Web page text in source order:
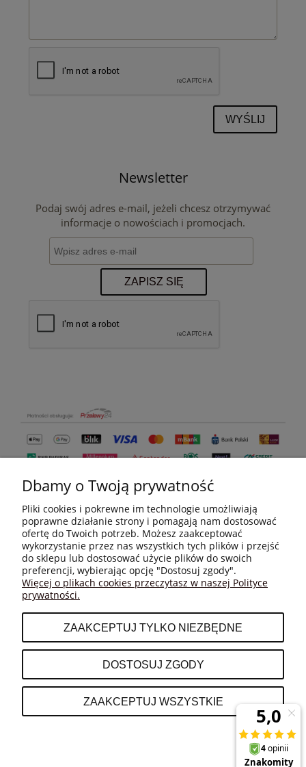
WYŚLIJ
Newsletter
Podaj swój adres e-mail, jeżeli chcesz otrzymywać
informacje o nowościach i promocjach.
ZAPISZ SIĘ
MOJE KONTO
INFORMACJE
O NAS
Dbamy o Twoją prywatność
Pliki cookies i pokrewne im technologie umożliwiają
poprawne działanie strony i pomagają nam dostosować
ofertę do Twoich potrzeb. Możesz zaakceptować
wykorzystanie przez nas wszystkich tych plików i przejść
do sklepu lub dostosować użycie plików do swoich
preferencji, wybierając opcję "Dostosuj zgody".
Więcej o plikach cookies przeczytasz w naszej Polityce
prywatności.
ZAAKCEPTUJ TYLKO NIEZBĘDNE
DOSTOSUJ ZGODY
ZAAKCEPTUJ WSZYSTKIE